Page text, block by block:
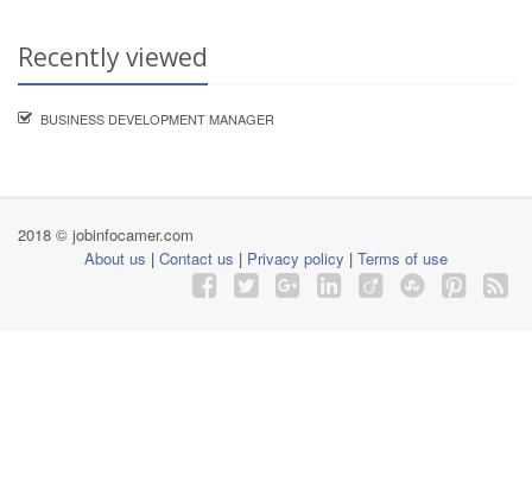
Recently viewed
BUSINESS DEVELOPMENT MANAGER
2018 © jobinfocamer.com
About us | Contact us | Privacy policy | Terms of use